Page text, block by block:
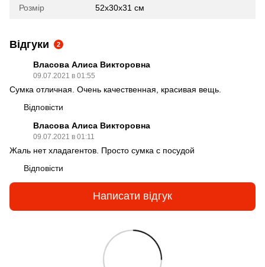
Розмір 52x30x31 см
Відгуки 2
Власова Алиса Викторовна
09.07.2021 в 01:55
Сумка отличная. Очень качественная, красивая вещь.
Відповісти
Власова Алиса Викторовна
09.07.2021 в 01:11
Жаль нет хладагентов. Просто сумка с посудой
Відповісти
Написати відгук